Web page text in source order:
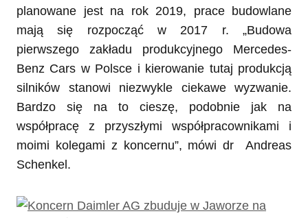
planowane jest na rok 2019, prace budowlane
mają się rozpocząć w 2017 r. „Budowa
pierwszego zakładu produkcyjnego Mercedes-
Benz Cars w Polsce i kierowanie tutaj produkcją
silników stanowi niezwykle ciekawe wyzwanie.
Bardzo się na to cieszę, podobnie jak na
współpracę z przyszłymi współpracownikami i
moimi kolegami z koncernu”, mówi dr Andreas
Schenkel.